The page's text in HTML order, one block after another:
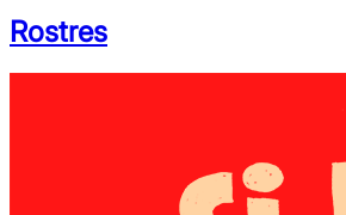
Rostres